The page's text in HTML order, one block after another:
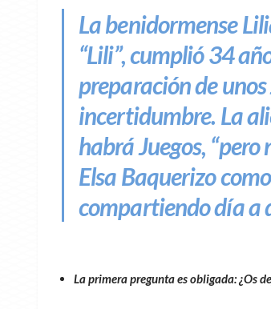
La benidormense
“Lili”, cumplió 34
preparación de
incertidumbre. La
habrá Juegos,
Elsa Baquerizo
compartiendo día a
La primera pregunta es obligada: ¿Os